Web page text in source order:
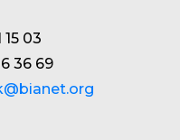
15 03
36 69